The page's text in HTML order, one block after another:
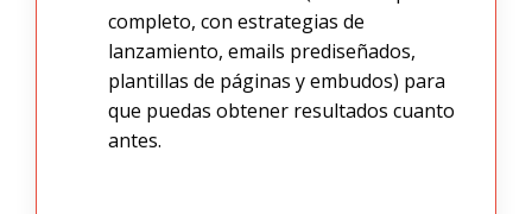
completo, con estrategias de
lanzamiento, emails prediseñados,
plantillas de páginas y embudos) para
que puedas obtener resultados cuanto
antes.